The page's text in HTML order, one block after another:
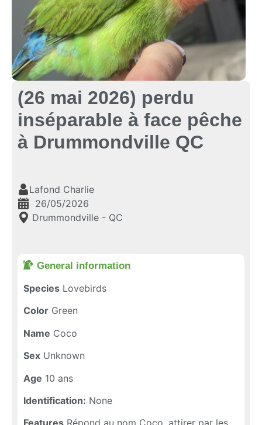
(26 mai 2026) perdu
inséparable à face pêche
à Drummondville QC
Lafond Charlie
26/05/2026
Drummondville - QC
General information​
Species Lovebirds
Color Green
Name Coco
Sex Unknown
Age 10 ans
Identification: None